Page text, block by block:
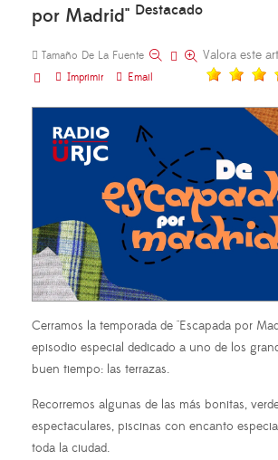
por Madrid" Destacado
Tamaño De La Fuente
Imprimir
Email
Valora este
Cerramos la temporada de "Escapada por
episodio especial dedicado a uno de los
buen tiempo: las terrazas.
Recorremos algunas de las más bonitas,
espectaculares, piscinas con encanto
toda la ciudad.